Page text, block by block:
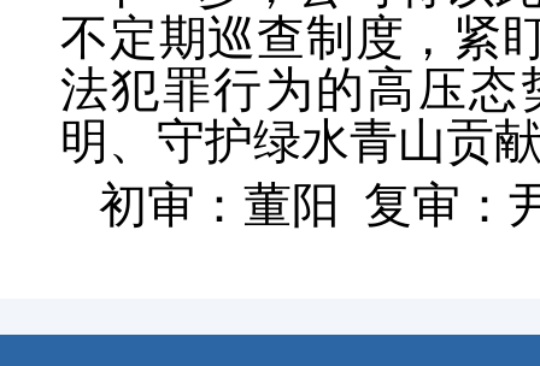
不定期巡查制度，紧
法犯罪行为的高压
明、守护绿水青山贡
初审：董阳 复审：